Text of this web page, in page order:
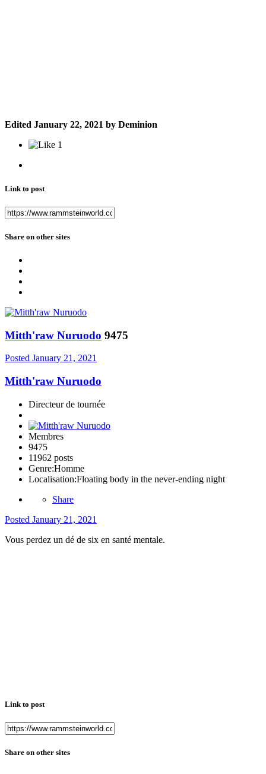
Edited January 22, 2021 by Deminion
1
Link to post
Share on other sites
Mitth'raw Nuruodo 9475
Posted January 21, 2021
Mitth'raw Nuruodo
Directeur de tournée
Membres
9475
11962 posts
Genre:Homme
Localisation:Floating body in the never-ending night
Share
Posted January 21, 2021
Vous perdez un dé de six en santé mentale.
Link to post
Share on other sites